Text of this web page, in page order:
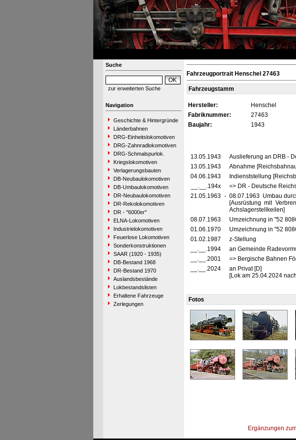
Suche
zur erweiterten Suche
Navigation
Geschichte & Hintergründe
Länderbahnen
DRG-Einheitslokomotiven
DRG-Zahnradlokomotiven
DRG-Schmalspurlok.
Kriegslokomotiven
Verlagerungsbauten
DB-Neubaulokomotiven
DB-Umbaulokomotiven
DR-Neubaulokomotiven
DR-Rekolokomotiven
DR - "6000er"
ELNA-Lokomotiven
Industrielokomotiven
Feuerlose Lokomotiven
Sonderkonstruktionen
SAAR (1920 - 1935)
DB-Bestand 1968
DR-Bestand 1970
Auslandsbestände
Lokbestandslisten
Erhaltene Fahrzeuge
Zerlegungen
Fahrzeugportrait Henschel 27463
Fahrzeugstamm
Hersteller: Henschel
Fabriknummer:
27463
Baujahr:
1943
13.05.1943
Auslieferung an DRB -
13.05.1943
Abnahme
04.06.1943
Indienststellung
__.__.194x
=> DR - Deutsche
21.05.1963 - 08.07.1963 Umbau
[Ausrüstung mit
Achslagerstellkeilen]
08.07.1963
Umzeichnung in "52
01.06.1970
Umzeichnung in "52
01.02.1987
z-Stellung
__.__.1994
an Gemeinde
__.__.2001
=> Bergische Bahnen
__.__.2024
an Privat [D]
[Lok am 25.04.2024
Fotos
Ergänzungen